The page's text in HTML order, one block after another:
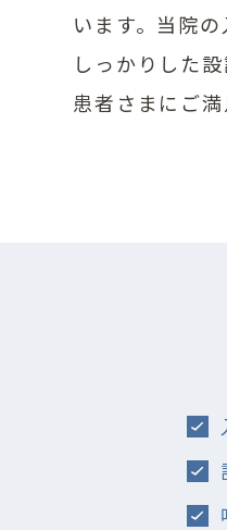
います。当院
しっかりした
患者さまにご